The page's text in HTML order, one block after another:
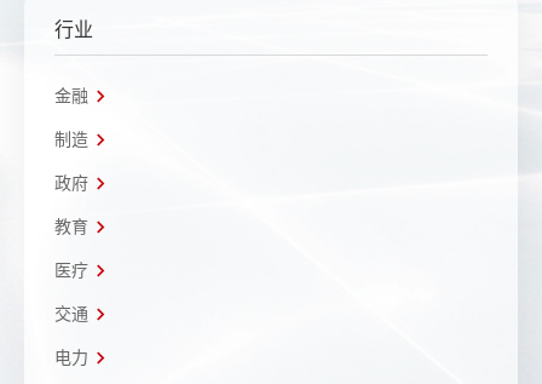
行业
金融
制造
政府
教育
医疗
交通
电力